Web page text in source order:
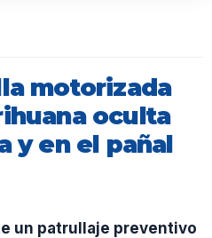
motorizada
oculta
y en el pañal
un patrullaje preventivo